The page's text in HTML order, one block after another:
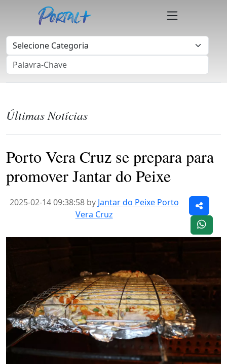
Últimas Notícias
Porto Vera Cruz se prepara para
promover Jantar do Peixe
2025-02-14 09:38:58 by Jantar do Peixe Porto
Vera Cruz